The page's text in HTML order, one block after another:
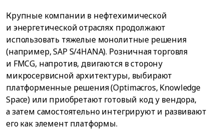
Крупные компании в нефтехимической
и энергетической отраслях продолжают
использовать тяжелые монолитные решения
(например, SAP S/4HANA). Розничная торговля
и FMCG, напротив, двигаются в сторону
микросервисной архитектуры, выбирают
платформенные решения (Optimacros, Knowledge
Space) или приобретают готовый код у вендора,
а затем самостоятельно интегрируют и развивают
его как элемент платформы.